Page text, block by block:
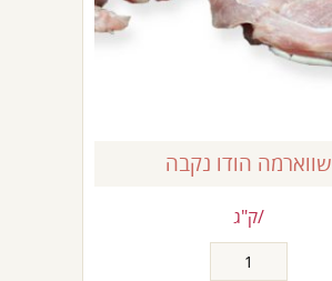
שווארמה הודו נקבה
/ק"ג